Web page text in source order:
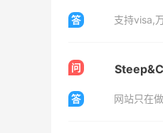
答 支持visa,
问
答 网站只在
282人获得
6%返利
85人获得返